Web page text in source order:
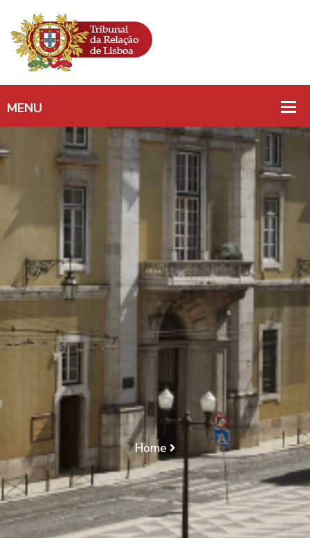
INSOLVÊNCIA
CULPOSA/
PATRIMÓNIO/
PREJUÍZO/
PRESUNÇÃO LEGAL/
INDEMNIZAÇÃO/
INIBIÇÃO DO FALIDO
Home
INSOLVÊNCIA CULPOSA/ PATRIMÓNIO/ PREJUÍZO/
PRESUNÇÃO LEGAL/ INDEMNIZAÇÃO/ INIBIÇÃO DO
FALIDO